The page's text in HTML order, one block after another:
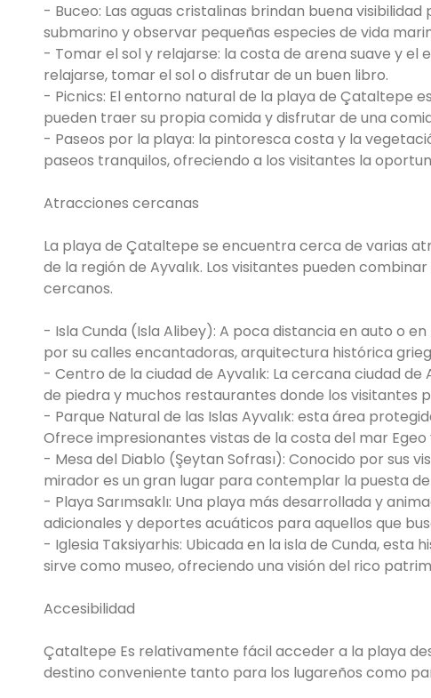
- Buceo: Las aguas cristalinas brindan buena
submarino y observar pequeñas especies de vida
- Tomar el sol y relajarse: la costa de arena suave y
relajarse, tomar el sol o disfrutar de un buen libro.
- Picnics: El entorno natural de la playa de Çataltepe
pueden traer su propia comida y disfrutar de una
- Paseos por la playa: la pintoresca costa y la
paseos tranquilos, ofreciendo a los visitantes la
Atracciones cercanas
La playa de Çataltepe se encuentra cerca de varias
de la región de Ayvalık. Los visitantes pueden
cercanos.
- Isla Cunda (Isla Alibey): A poca distancia en auto o
por su calles encantadoras, arquitectura histórica
- Centro de la ciudad de Ayvalık: La cercana ciudad
de piedra y muchos restaurantes donde los visitantes
- Parque Natural de las Islas Ayvalık: esta área
Ofrece impresionantes vistas de la costa del mar
- Mesa del Diablo (Şeytan Sofrası): Conocido por sus
mirador es un gran lugar para contemplar la puesta
- Playa Sarımsaklı: Una playa más desarrollada y
adicionales y deportes acuáticos para aquellos que
- Iglesia Taksiyarhis: Ubicada en la isla de Cunda,
sirve como museo, ofreciendo una visión del rico
Accesibilidad
Çataltepe Es relativamente fácil acceder a la playa
destino conveniente tanto para los lugareños como